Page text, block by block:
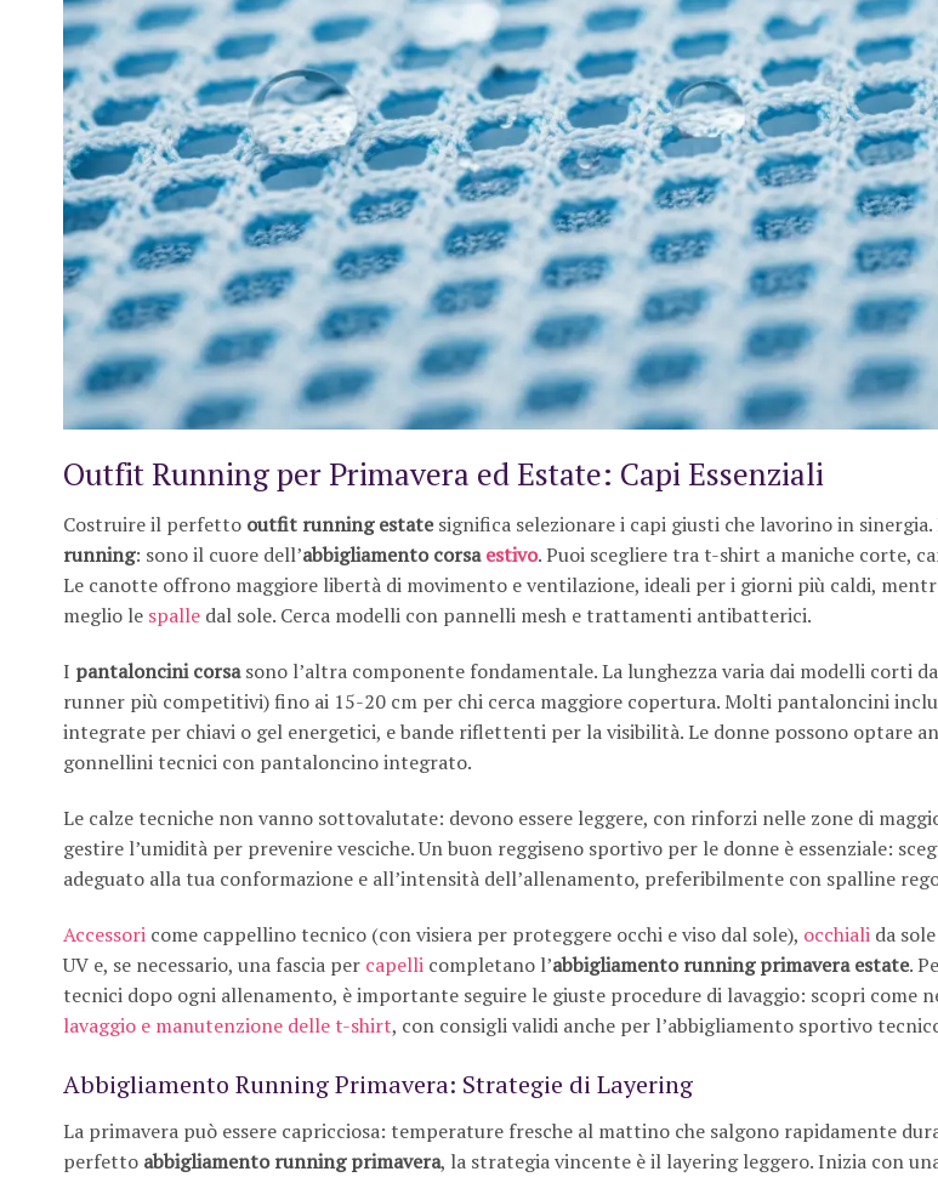
Outfit Running per Primavera ed Estate: Capi Essenziali
Costruire il perfetto outfit running estatesignifica selezionare i capi giusti che lavorino in
running: sono il cuore dell’abbigliamento corsaestivo. Puoi scegliere tra t-shirt a maniche corte,
Le canotte offrono maggiore libertà di movimento e ventilazione, ideali per i giorni più caldi,
meglio le spalle dal sole. Cerca modelli con pannelli mesh e trattamenti antibatterici.
I pantaloncini corsasono l’altra componente fondamentale. La lunghezza varia dai modelli corti
runner più competitivi) fino ai 15-20 cm per chi cerca maggiore copertura. Molti pantaloncini
integrate per chiavi o gel energetici, e bande riflettenti per la visibilità. Le donne possono optare
gonnellini tecnici con pantaloncino integrato.
Le calze tecniche non vanno sottovalutate: devono essere leggere, con rinforzi nelle zone di
gestire l’umidità per prevenire vesciche. Un buon reggiseno sportivo per le donne è essenziale:
adeguato alla tua conformazione e all’intensità dell’allenamento, preferibilmente con spalline
Accessori come cappellino tecnico (con visiera per proteggere occhi e viso dal sole), occhiali da
UV e, se necessario, una fascia per capelli completano l’abbigliamento running primavera estate.
tecnici dopo ogni allenamento, è importante seguire le giuste procedure di lavaggio: scopri come
lavaggio e manutenzione delle t-shirt, con consigli validi anche per l’abbigliamento sportivo
Abbigliamento Running Primavera: Strategie di Layering
La primavera può essere capricciosa: temperature fresche al mattino che salgono rapidamente
perfetto abbigliamento running primavera, la strategia vincente è il layering leggero. Inizia con